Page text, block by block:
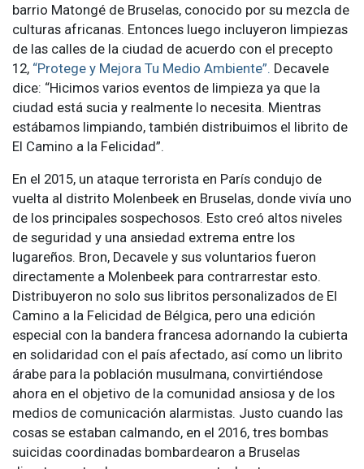
barrio Matongé de Bruselas, conocido por su mezcla de
culturas africanas. Entonces luego incluyeron limpiezas
de las calles de la ciudad de acuerdo con el precepto
12, “Protege y Mejora Tu Medio Ambiente”. Decavele
dice: “Hicimos varios eventos de limpieza ya que la
ciudad está sucia y realmente lo necesita. Mientras
estábamos limpiando, también distribuimos el librito de
El Camino a la Felicidad”.
En el 2015, un ataque terrorista en París condujo de
vuelta al distrito Molenbeek en Bruselas, donde vivía uno
de los principales sospechosos. Esto creó altos niveles
de seguridad y una ansiedad extrema entre los
lugareños. Bron, Decavele y sus voluntarios fueron
directamente a Molenbeek para contrarrestar esto.
Distribuyeron no solo sus libritos personalizados de El
Camino a la Felicidad de Bélgica, pero una edición
especial con la bandera francesa adornando la cubierta
en solidaridad con el país afectado, así como un librito
árabe para la población musulmana, convirtiéndose
ahora en el objetivo de la comunidad ansiosa y de los
medios de comunicación alarmistas. Justo cuando las
cosas se estaban calmando, en el 2016, tres bombas
suicidas coordinadas bombardearon a Bruselas